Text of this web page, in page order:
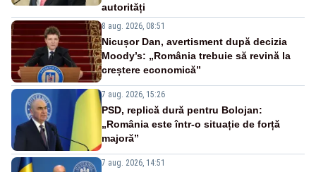
autorități
8 aug. 2026, 08:51
Nicușor Dan, avertisment după decizia
Moody’s: „România trebuie să revină la
creștere economică”
7 aug. 2026, 15:26
PSD, replică dură pentru Bolojan:
„România este într-o situație de forță
majoră”
7 aug. 2026, 14:51